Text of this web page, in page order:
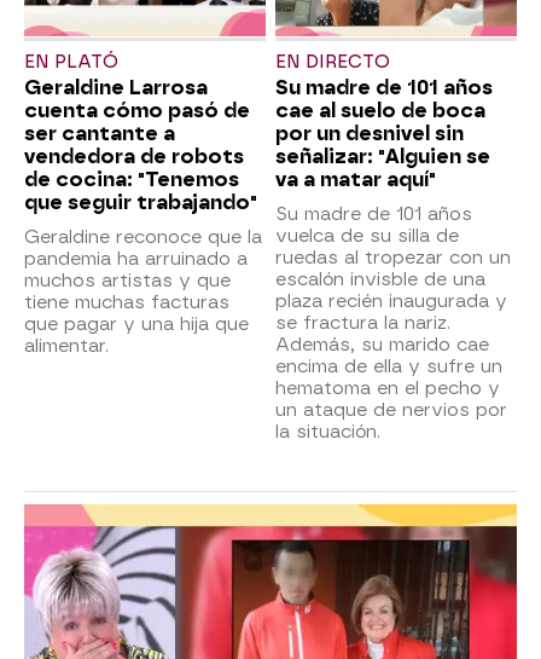
EN PLATÓ
Geraldine Larrosa
cuenta cómo pasó de
ser cantante a
vendedora de robots
de cocina: "Tenemos
que seguir trabajando"
Geraldine reconoce que la
pandemia ha arruinado a
muchos artistas y que
tiene muchas facturas
que pagar y una hija que
alimentar.
EN DIRECTO
Su madre de 101 años
cae al suelo de boca
por un desnivel sin
señalizar: "Alguien se
va a matar aquí"
Su madre de 101 años
vuelca de su silla de
ruedas al tropezar con un
escalón invisble de una
plaza recién inaugurada y
se fractura la nariz.
Además, su marido cae
encima de ella y sufre un
hematoma en el pecho y
un ataque de nervios por
la situación.